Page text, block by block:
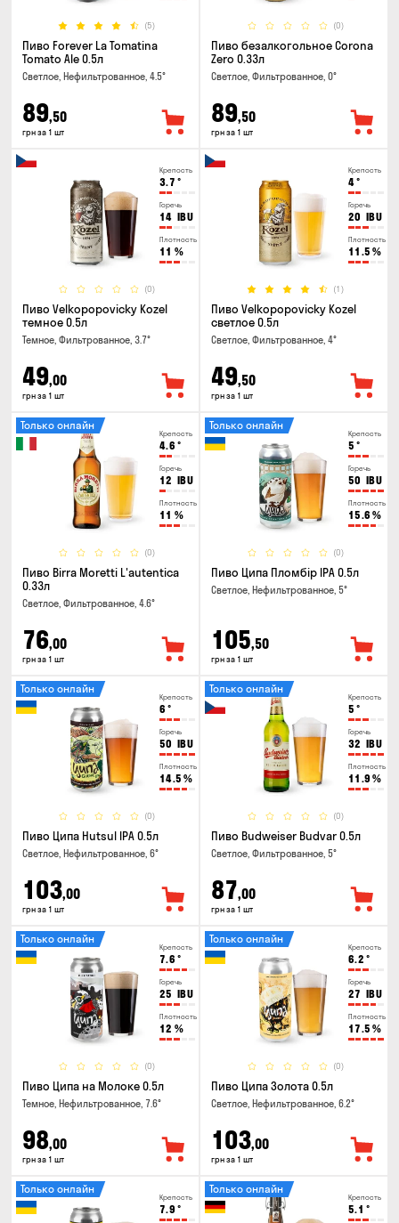
(5)
Пиво Forever La Tomatina
Tomato Ale 0.5л
Светлое, Нефильтрованное, 4.5°
89,50
грн за 1 шт
(0)
Пиво безалкогольное Corona
Zero 0.33л
Светлое, Фильтрованное, 0°
89,50
грн за 1 шт
Крепость
3.7 °
Горечь
14 IBU
Плотность
11 %
(0)
Пиво Velkopopovicky Kozel
темное 0.5л
Темное, Фильтрованное, 3.7°
49,00
грн за 1 шт
Крепость
4°
Горечь
20 IBU
Плотность
11.5 %
(1)
Пиво Velkopopovicky Kozel
светлое 0.5л
Светлое, Фильтрованное, 4°
49,50
грн за 1 шт
Крепость
4.6 °
Горечь
12 IBU
Плотность
11 %
(0)
Только онлайн
Пиво Birra Moretti L'autentica
0.33л
Светлое, Фильтрованное, 4.6°
76,00
грн за 1 шт
Крепость
5 °
Горечь
50 IBU
Плотность
15.6 %
(0)
Только онлайн
Пиво Ципа Пломбір IPA 0.5л
Светлое, Нефильтрованное, 5°
105,50
грн за 1 шт
Крепость
6 °
Горечь
50 IBU
Плотность
14.5 %
(0)
Только онлайн
Пиво Ципа Hutsul IPA 0.5л
Светлое, Нефильтрованное, 6°
103,00
грн за 1 шт
Крепость
5 °
Горечь
32 IBU
Плотность
11.9 %
(0)
Только онлайн
Пиво Budweiser Budvar 0.5л
Светлое, Фильтрованное, 5°
87,00
грн за 1 шт
Крепость
7.6 °
Горечь
25 IBU
Плотность
12 %
(0)
Только онлайн
Пиво Ципа на Молоке 0.5л
Темное, Нефильтрованное, 7.6°
98,00
грн за 1 шт
Крепость
6.2 °
Горечь
27 IBU
Плотность
17.5 %
(0)
Только онлайн
Пиво Ципа Золота 0.5л
Светлое, Нефильтрованное, 6.2°
103,00
грн за 1 шт
Крепость
7.9 °
Только онлайн
Крепость
5.1 °
Только онлайн